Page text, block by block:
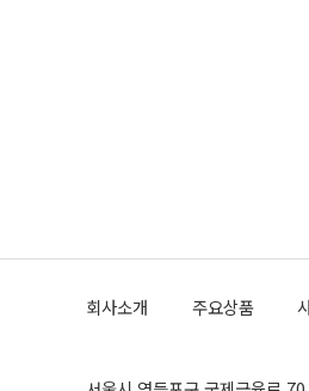
회사소개 주요상품